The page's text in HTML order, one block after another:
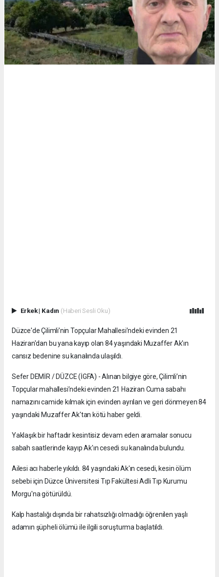
Erkek| Kadın (Haberi Sesli Oku)
Düzce'de Çilimli’nin Topçular Mahallesi’ndeki evinden 21
Haziran'dan bu yana kayıp olan 84 yaşındaki Muzaffer Ak'ın
cansız bedenine su kanalında ulaşıldı.
Sefer DEMİR / DÜZCE (İGFA) - Alınan bilgiye göre, Çilimli’nin
Topçular mahallesi’ndeki evinden 21 Haziran Cuma sabahı
namazını camide kılmak için evinden ayrılan ve geri dönmeyen 84
yaşındaki Muzaffer Ak'tan kötü haber geldi.
Yaklaşık bir haftadır kesintisiz devam eden aramalar sonucu
sabah saatlerinde kayıp Ak'ın cesedi su kanalında bulundu.
Ailesi acı haberle yıkıldı. 84 yaşındaki Ak'ın cesedi, kesin ölüm
sebebi için Düzce Üniversitesi Tıp Fakültesi Adli Tıp Kurumu
Morgu'na götürüldü.
Kalp hastalığı dışında bir rahatsızlığı olmadığı öğrenilen yaşlı
adamın şüpheli ölümü ile ilgili soruşturma başlatıldı.